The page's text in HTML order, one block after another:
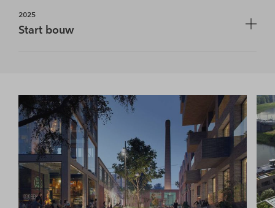
verkoop gegaan, verwachte start bouw is juni 2025.
2025
Start bouw
en toekomstige bewoners.